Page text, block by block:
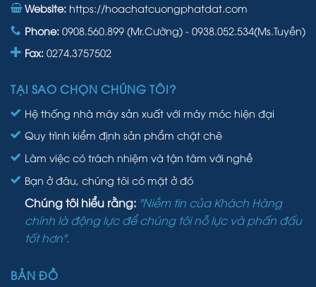
Website: https://hoachatcuongphatdat.com
Phone: 0908.560.899 (Mr.Cường) - 0938.052.534(Ms.Tuyền)
Fax: 0274.3757502
TẠI SAO CHỌN CHÚNG TÔI?
Hệ thống nhà máy sản xuất với máy móc hiện đại
Quy trình kiểm định sản phẩm chặt chẽ
Làm việc có trách nhiệm và tận tâm với nghề
Bạn ở đâu, chúng tôi có mặt ở đó
Chúng tôi hiểu rằng: "Niềm tin của Khách Hàng
chính là động lực để chúng tôi nỗ lực và phấn đấu
tốt hơn".
BẢN ĐỒ